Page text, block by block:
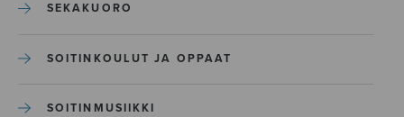
SEKAKUORO
SOITINKOULUT JA OPPAAT
SOITINMUSIIKKI